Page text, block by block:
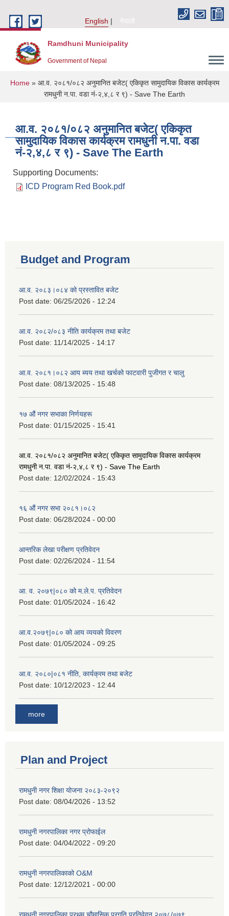
English
नेपाली
Ramdhuni Municipality
Government of Nepal
You are here
Home» आ.व. २०८१/०८२ अनुमानित बजेट( एकिकृत सामुदायिक विकास कार्यक्रम
रामधुनी न.पा. वडा नं-२,४,८ र ९) - Save The Earth
आ.व. २०८१/०८२ अनुमानित बजेट( एकिकृत
सामुदायिक विकास कार्यक्रम रामधुनी न.पा. वडा
नं-२,४,८ र ९) - Save The Earth
Supporting Documents:
ICD Program Red Book.pdf
Budget and Program
आ.व. २०८३।०८४ को प्रस्तावित बजेट
Post date: 06/25/2026 - 12:24
आ.व. २०८२/०८३ नीति कार्यक्रम तथा बजेट
Post date: 11/14/2025 - 14:17
आ.व. २०८१।०८२ आय ब्यय तथा खर्चको फाटवारी पुजीगत र चालु
Post date: 08/13/2025 - 15:48
१७ औं नगर सभाका निर्णयहरू
Post date: 01/15/2025 - 15:41
आ.व. २०८१/०८२ अनुमानित बजेट( एकिकृत सामुदायिक विकास कार्यक्रम
रामधुनी न.पा. वडा नं-२,४,८ र ९) - Save The Earth
Post date: 12/02/2024 - 15:43
१६ औं नगर सभा २०८१।०८२
Post date: 06/28/2024 - 00:00
आन्तरिक लेखा परीक्षण प्रतिवेदन
Post date: 02/26/2024 - 11:54
आ. व. २०७९|०८० को म.ले.प. प्रतिवेदन
Post date: 01/05/2024 - 16:42
आ.व.२०७९|०८० को आय व्ययको विवरण
Post date: 01/05/2024 - 09:25
आ.व. २०८०|०८१ नीति, कार्यक्रम तथा बजेट
Post date: 10/12/2023 - 12:44
more
Plan and Project
रामधुनी नगर शिक्षा योजना २०८३-२०९२
Post date: 08/04/2026 - 13:52
रामधुनी नगरपालिका नगर प्रोफाईल
Post date: 04/04/2022 - 09:20
रामधुनी नगरपालिकाको O&M
Post date: 12/12/2021 - 00:00